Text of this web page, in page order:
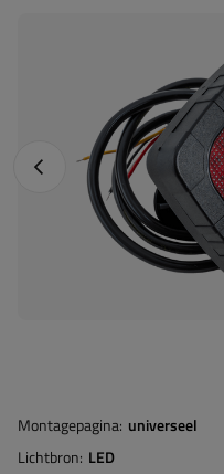
Vorige foto
Montagepagina universeel
Lichtbron LED